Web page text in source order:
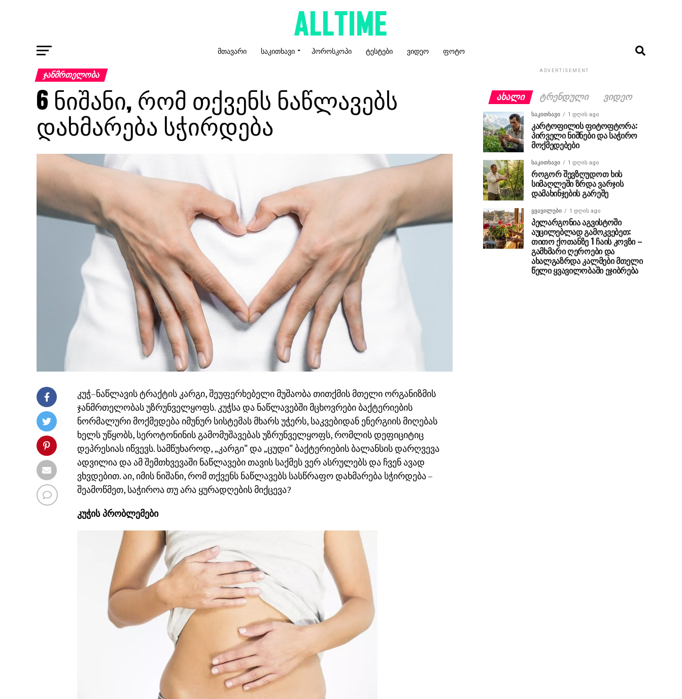
ᲛᲗᲐᲕᲐᲠᲘ ᲡᲐᲙᲘᲗᲮᲐᲕᲘ ᲰᲝᲠᲝᲡᲙᲝᲞᲘ ᲢᲔᲡᲢᲔᲑᲘ ᲕᲘᲓᲔᲝ ᲤᲝᲢᲝ
ᲯᲐᲜᲛᲠᲗᲔᲚᲝᲑᲐ
6 ნიშანი, რომ თქვენს ნაწლავებს
დახმარება სჭირდება
კუჭ–ნაწლავის ტრაქტის კარგი, შეუფერხებელი მუშაობა თითქმის მთელი ორგანიზმის
ჯანმრთელობას უზრუნველყოფს. კუჭსა და ნაწლავებში მცხოვრები ბაქტერიების
ნორმალური მოქმედება იმუნურ სისტემას მხარს უჭერს, საკვებიდან ენერგიის მიღებას
ხელს უწყობს, სეროტონინის გამომუშავებას უზრუნველყოფს, რომლის დეფიციტიც
დეპრესიას იწვევს. სამწუხაროდ, „კარგი“ და „ცუდი“ ბაქტერიების ბალანსის დარღვევა
ადვილია და ამ შემთხვევაში ნაწლავები თავის საქმეს ვერ ასრულებს და ჩვენ ავად
ვხვდებით. აი, იმის ნიშანი, რომ თქვენს ნაწლავებს სასწრაფო დახმარება სჭირდება –
შეამოწმეთ, საჭიროა თუ არა ყურადღების მიქცევა?
კუჭის პრობლემები
ADVERTISEMENT
ᲐᲮᲐᲚᲘ ᲢᲠᲔᲜᲓᲣᲚᲘ ᲕᲘᲓᲔᲝ
ᲡᲐᲙᲘᲗᲮᲐᲕᲘ 1 დღის ago
კარტოფილის ფიტოფტორა:
პირველი ნიშნები და საჭირო
მოქმედებები
ᲡᲐᲙᲘᲗᲮᲐᲕᲘ 1 დღის ago
როგორ შევზღუდოთ ხის
სიმაღლეში ზრდა ვარჯის
დამახინჯების გარეშე
ᲧᲕᲐᲕᲘᲚᲔᲑᲘ 1 დღის ago
პელარგონია აგვისტოში
აუცილებლად გამოკვებეთ:
თითო ქოთანზე 1 ჩაის კოვზი –
გამხმარი ღეროები და
ახალგაზრდა კალმები მთელი
წელი ყვავილობაში ეჯიბრება